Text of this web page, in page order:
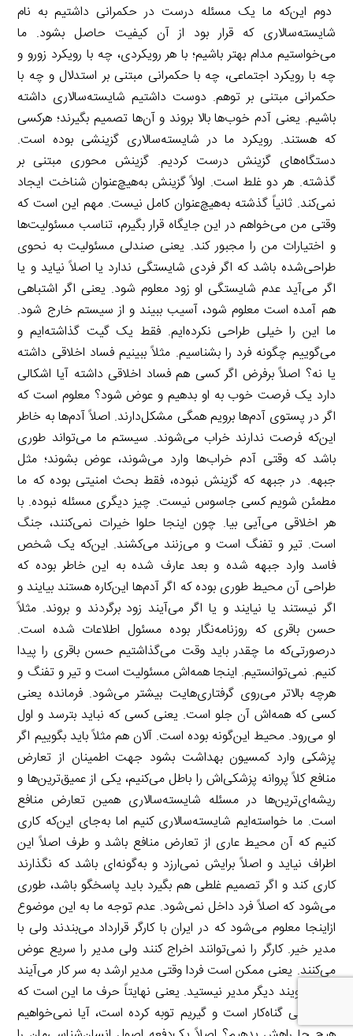
دوم این‌که ما یک مسئله درست در حکمرانی داشتیم به نام
شایسته‌سالاری که قرار بود از آن کیفیت حاصل بشود. ما
می‌خواستیم مدام بهتر باشیم؛ با هر رویکردی، چه با رویکرد زورو و
چه با رویکرد اجتماعی، چه با حکمرانی مبتنی بر استدلال و چه با
حکمرانی مبتنی بر توهم. دوست داشتیم شایسته‌سالاری داشته
باشیم. یعنی آدم خوب‌ها بالا بروند و آن‌ها تصمیم بگیرند؛ هرکسی
که هستند. رویکرد ما در شایسته‌سالاری گزینشی بوده است.
دستگاه‌های گزینش درست کردیم. گزینش محوری مبتنی بر
گذشته. هر دو غلط است. اولاً گزینش به‌هیچ‌عنوان شناخت ایجاد
نمی‌کند. ثانیاً گذشته به‌هیچ‌عنوان کامل نیست. مهم این است که
وقتی من می‌خواهم در این جایگاه قرار بگیرم، تناسب مسئولیت‌ها
و اختیارات من را مجبور کند. یعنی صندلی مسئولیت به نحوی
طراحی‌شده باشد که اگر فردی شایستگی ندارد یا اصلاً نیاید و یا
اگر می‌آید عدم شایستگی او زود معلوم شود. یعنی اگر اشتباهی
هم آمده است معلوم شود، آسیب ببیند و از سیستم خارج شود.
ما این را خیلی طراحی نکرده‌ایم. فقط یک گیت گذاشته‌ایم و
می‌گوییم چگونه فرد را بشناسیم. مثلاً ببینیم فساد اخلاقی داشته
یا نه؟ اصلاً برفرض اگر کسی هم فساد اخلاقی داشته آیا اشکالی
دارد یک فرصت خوب به او بدهیم و عوض شود؟ معلوم است که
اگر در پستوی آدم‌ها برویم همگی مشکل‌دارند. اصلاً آدم‌ها به خاطر
این‌که فرصت ندارند خراب می‌شوند. سیستم ما می‌تواند طوری
باشد که وقتی آدم خراب‌ها وارد می‌شوند، عوض بشوند؛ مثل
جبهه. در جبهه که گزینش نبوده، فقط بحث امنیتی بوده که ما
مطمئن شویم کسی جاسوس نیست. چیز دیگری مسئله نبوده. با
هر اخلاقی می‌آیی بیا. چون اینجا حلوا خیرات نمی‌کنند، جنگ
است. تیر و تفنگ است و می‌زنند می‌کشند. این‌که یک شخص
فاسد وارد جبهه شده و بعد عارف شده به این خاطر بوده که
طراحی آن محیط طوری بوده که اگر آدم‌ها این‌کاره هستند بیایند و
اگر نیستند یا نیایند و یا اگر می‌آیند زود برگردند و بروند. مثلاً
حسن باقری که روزنامه‌نگار بوده مسئول اطلاعات شده است.
درصورتی‌که ما چقدر باید وقت می‌گذاشتیم حسن باقری را پیدا
کنیم. نمی‌توانستیم. اینجا همه‌اش مسئولیت است و تیر و تفنگ و
هرچه بالاتر می‌روی گرفتاری‌هایت بیشتر می‌شود. فرمانده یعنی
کسی که همه‌اش آن جلو است. یعنی کسی که نباید بترسد و اول
او می‌رود. محیط این‌گونه بوده است. آلان هم مثلاً باید بگوییم اگر
پزشکی وارد کمسیون بهداشت بشود جهت اطمینان از تعارض
منافع کلاً پروانه پزشکی‌اش را باطل می‌کنیم، یکی از عمیق‌ترین‌ها و
ریشه‌ای‌ترین‌ها در مسئله شایسته‌سالاری همین تعارض منافع
است. ما خواسته‌ایم شایسته‌سالاری کنیم اما به‌جای این‌که کاری
کنیم که آن محیط عاری از تعارض منافع باشد و طرف اصلاً این
اطراف نیاید و اصلاً برایش نمی‌ارزد و به‌گونه‌ای باشد که نگذارند
کاری کند و اگر تصمیم غلطی هم بگیرد باید پاسخگو باشد، طوری
می‌شود که اصلاً فرد داخل نمی‌شود. عدم توجه ما به این موضوع
ازاینجا معلوم می‌شود که در ایران با کارگر قرارداد می‌بندند ولی با
مدیر خیر. کارگر را نمی‌توانند اخراج کنند ولی مدیر را سریع عوض
می‌کنند. یعنی ممکن است فردا وقتی مدیر ارشد به سر کار می‌آیند
به او بگویند دیگر مدیر نیستید. یعنی نهایتاً حرف ما این است که
اصلاً یکی گناه‌کار است و گیریم توبه کرده است، آیا نمی‌خواهیم